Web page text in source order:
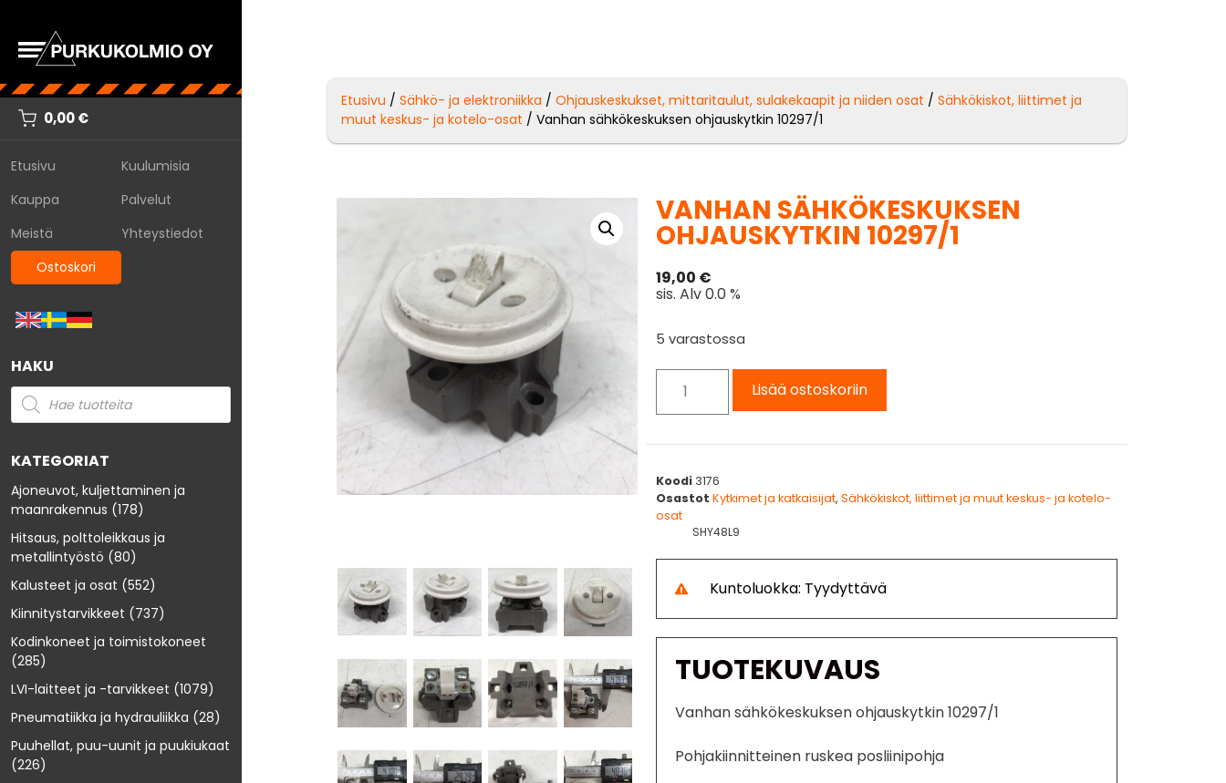
0,00€
Etusivu
Kuulumisia
Kauppa
Palvelut
Meistä
Yhteystiedot
Ostoskori
HAKU
KATEGORIAT
Ajoneuvot, kuljettaminen ja
maanrakennus (178)
Hitsaus, polttoleikkaus ja
metallintyöstö (80)
Kalusteet ja osat (552)
Kiinnitystarvikkeet (737)
Kodinkoneet ja toimistokoneet
(285)
LVI-laitteet ja -tarvikkeet (1079)
Pneumatiikka ja hydrauliikka (28)
Puuhellat, puu-uunit ja puukiukaat
(226)
Etusivu /Sähkö- ja elektroniikka /Ohjauskeskukset, mittaritaulut, sulakekaapit ja niiden osat /Sähkökiskot, liittimet ja
muut keskus- ja kotelo-osat / Vanhan sähkökeskuksen ohjauskytkin 10297/1
VANHAN SÄHKÖKESKUKSEN
OHJAUSKYTKIN 10297/1
19,00 €
sis. Alv 0.0 %
5 varastossa
Lisää ostoskoriin
Koodi 3176
Osastot Kytkimet ja katkaisijat,Sähkökiskot, liittimet ja muut keskus- ja kotelo-
osat
SHY48L9
Kuntoluokka: Tyydyttävä
TUOTEKUVAUS
Vanhan sähkökeskuksen ohjauskytkin 10297/1
Pohjakiinnitteinen ruskea posliinipohja